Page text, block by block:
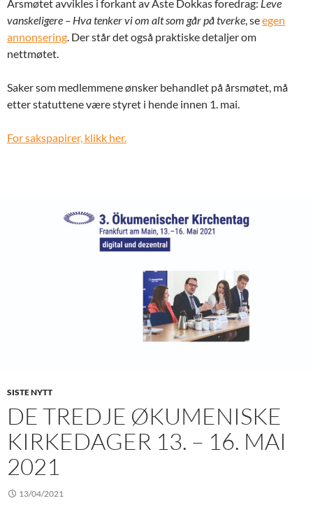
Årsmøtet avvikles i forkant av Åste Dokkas foredrag: Leve
vanskeligere – Hva tenker vi om alt som går på tverke, seegen
annonsering. Der står det også praktiske detaljer om
nettmøtet.
Saker som medlemmene ønsker behandlet på årsmøtet, må
etter statuttene være styret i hende innen 1. mai.
For sakspapirer, klikk her.
SISTE NYTT
DE TREDJE ØKUMENISKE
KIRKEDAGER 13. – 16. MAI
2021
13/04/2021